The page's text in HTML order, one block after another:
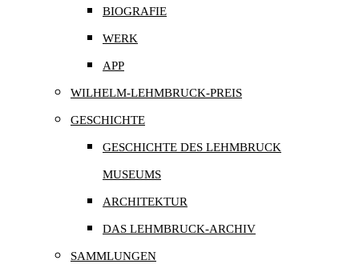
BIOGRAFIE
WERK
APP
WILHELM-LEHMBRUCK-PREIS
GESCHICHTE
GESCHICHTE DES LEHMBRUCK
MUSEUMS
ARCHITEKTUR
DAS LEHMBRUCK-ARCHIV
SAMMLUNGEN